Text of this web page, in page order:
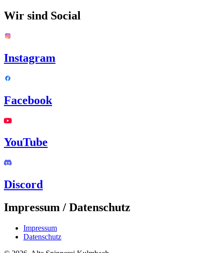
Wir sind Social
Instagram
Facebook
YouTube
Discord
Impressum / Datenschutz
Impressum
Datenschutz